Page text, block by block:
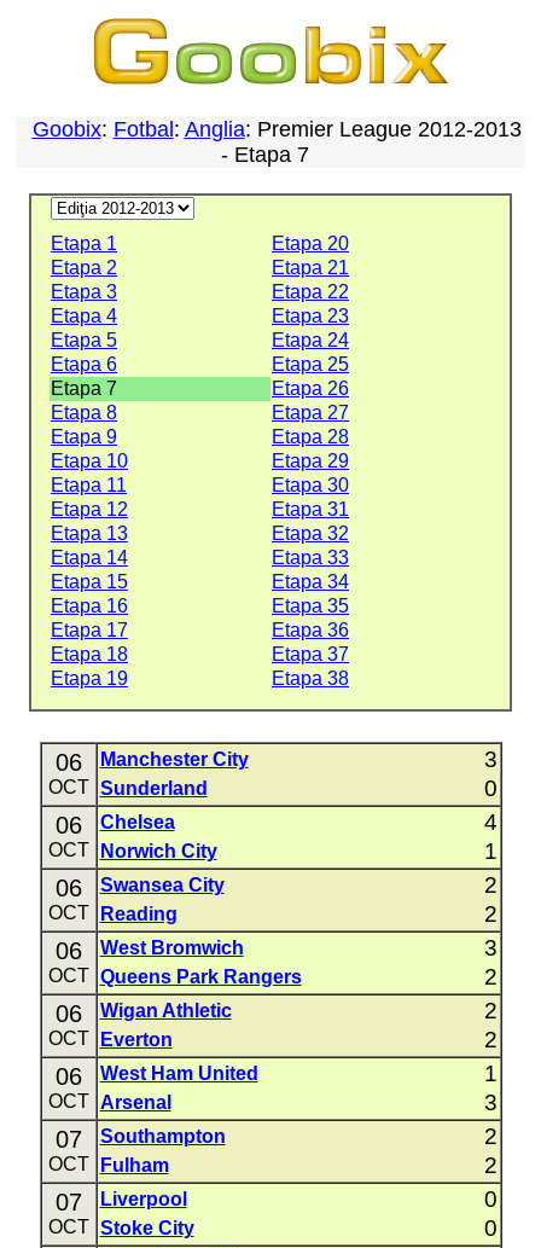
Goobix: Fotbal : Anglia: Premier League 2012-2013
- Etapa 7
Etapa 1
Etapa 20
Etapa 2
Etapa 21
Etapa 3
Etapa 22
Etapa 4
Etapa 23
Etapa 5
Etapa 24
Etapa 6
Etapa 25
Etapa 7
Etapa 26
Etapa 8
Etapa 27
Etapa 9
Etapa 28
Etapa 10
Etapa 29
Etapa 11
Etapa 30
Etapa 12
Etapa 31
Etapa 13
Etapa 32
Etapa 14
Etapa 33
Etapa 15
Etapa 34
Etapa 16
Etapa 35
Etapa 17
Etapa 36
Etapa 18
Etapa 37
Etapa 19
Etapa 38
06
OCT
Manchester City 3
Sunderland 0
06
OCT
Chelsea 4
Norwich City 1
06
OCT
Swansea City 2
Reading 2
06
OCT
West Bromwich 3
Queens Park Rangers 2
06
OCT
Wigan Athletic 2
Everton 2
06
OCT
West Ham United 1
Arsenal 3
07
OCT
Southampton 2
Fulham 2
07
OCT
Liverpool 0
Stoke City 0